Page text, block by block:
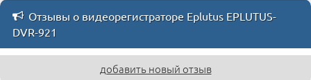
Отзывы о видеорегистраторе Eplutus EPLUTUS-
DVR-921
добавить новый отзыв